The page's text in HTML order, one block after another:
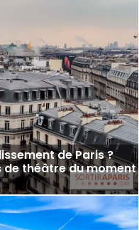
de Paris ?
de théâtre du moment